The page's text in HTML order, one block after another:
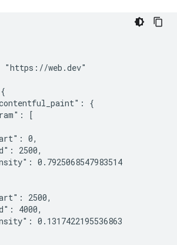
"https://web.dev"
{
[
0,
2500,
0.7925068547983514
2500,
4000,
0.1317422195536863